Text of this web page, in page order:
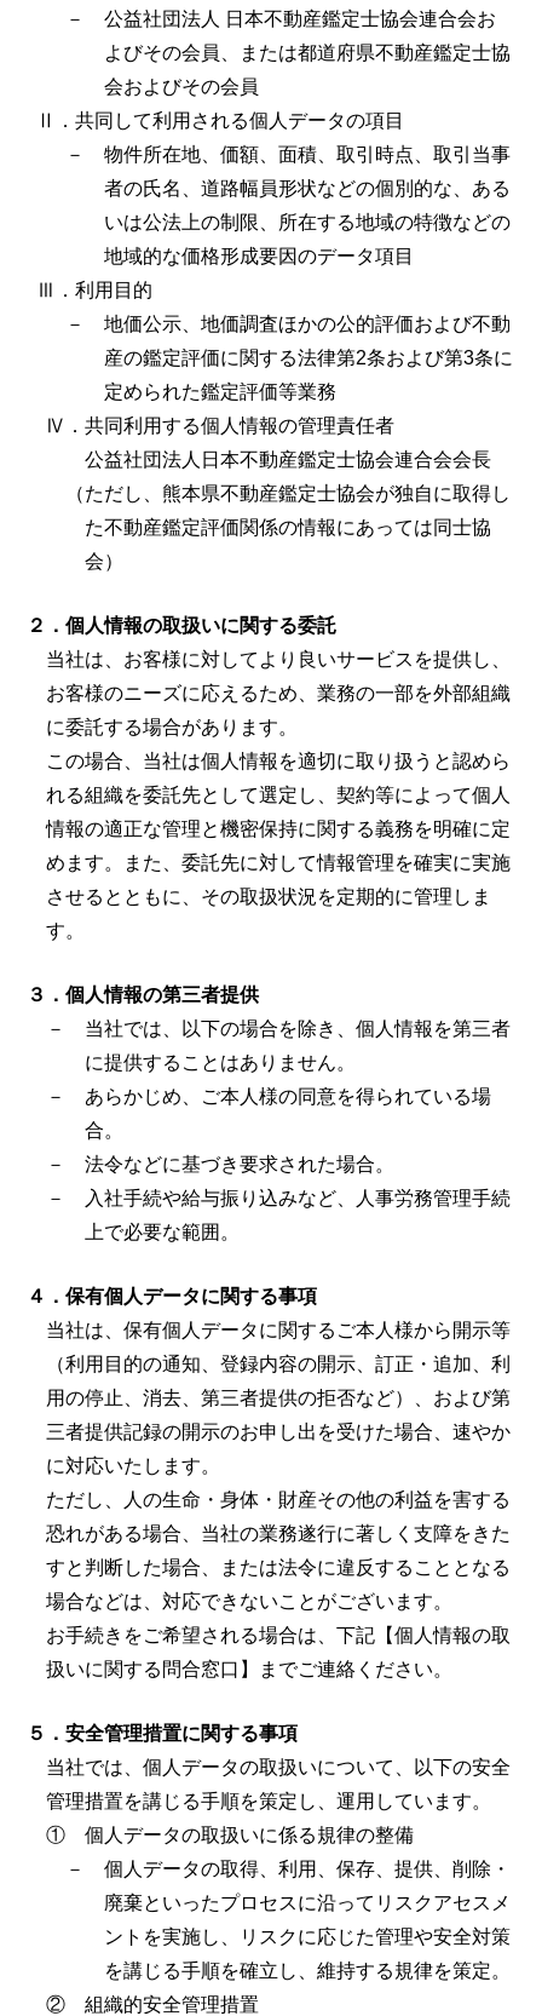
－ 公益社団法人 日本不動産鑑定士協会連合会お
よびその会員、または都道府県不動産鑑定士協
会およびその会員
Ⅱ．共同して利用される個人データの項目
－ 物件所在地、価額、面積、取引時点、取引当事
者の氏名、道路幅員形状などの個別的な、ある
いは公法上の制限、所在する地域の特徴などの
地域的な価格形成要因のデータ項目
Ⅲ．利用目的
－ 地価公示、地価調査ほかの公的評価および不動
産の鑑定評価に関する法律第2条および第3条に
定められた鑑定評価等業務
Ⅳ．共同利用する個人情報の管理責任者
公益社団法人日本不動産鑑定士協会連合会会長
（ただし、熊本県不動産鑑定士協会が独自に取得し
た不動産鑑定評価関係の情報にあっては同士協
会）
２．個人情報の取扱いに関する委託
当社は、お客様に対してより良いサービスを提供し、
お客様のニーズに応えるため、業務の一部を外部組織
に委託する場合があります。
この場合、当社は個人情報を適切に取り扱うと認めら
れる組織を委託先として選定し、契約等によって個人
情報の適正な管理と機密保持に関する義務を明確に定
めます。また、委託先に対して情報管理を確実に実施
させるとともに、その取扱状況を定期的に管理しま
す。
３．個人情報の第三者提供
－ 当社では、以下の場合を除き、個人情報を第三者
に提供することはありません。
－ あらかじめ、ご本人様の同意を得られている場
合。
－ 法令などに基づき要求された場合。
－ 入社手続や給与振り込みなど、人事労務管理手続
上で必要な範囲。
４．保有個人データに関する事項
当社は、保有個人データに関するご本人様から開示等
（利用目的の通知、登録内容の開示、訂正・追加、利
用の停止、消去、第三者提供の拒否など）、および第
三者提供記録の開示のお申し出を受けた場合、速やか
に対応いたします。
ただし、人の生命・身体・財産その他の利益を害する
恐れがある場合、当社の業務遂行に著しく支障をきた
すと判断した場合、または法令に違反することとなる
場合などは、対応できないことがございます。
お手続きをご希望される場合は、下記【個人情報の取
扱いに関する問合窓口】までご連絡ください。
５．安全管理措置に関する事項
当社では、個人データの取扱いについて、以下の安全
管理措置を講じる手順を策定し、運用しています。
① 個人データの取扱いに係る規律の整備
－ 個人データの取得、利用、保存、提供、削除・
廃棄といったプロセスに沿ってリスクアセスメ
ントを実施し、リスクに応じた管理や安全対策
を講じる手順を確立し、維持する規律を策定。
② 組織的安全管理措置